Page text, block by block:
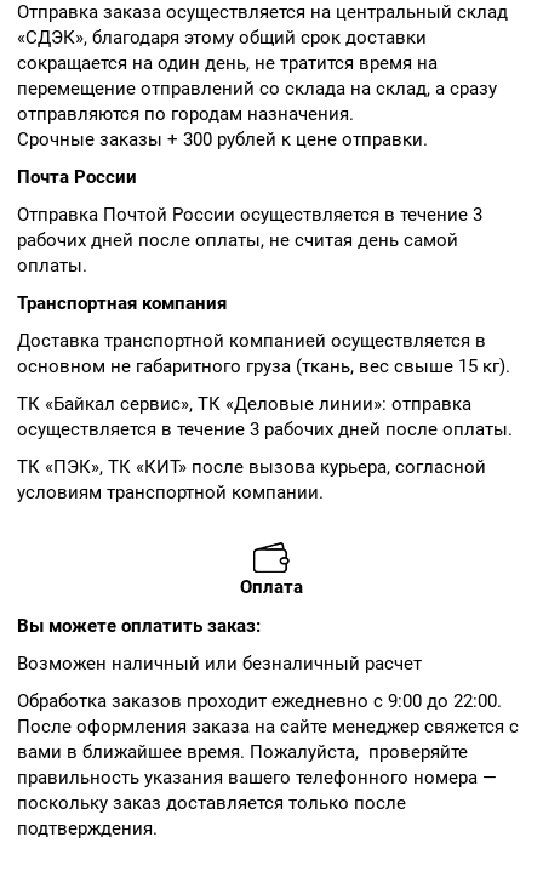
Отправка заказа осуществляется на центральный склад
«СДЭК», благодаря этому общий срок доставки
сокращается на один день, не тратится время на
перемещение отправлений со склада на склад, а сразу
отправляются по городам назначения.
Срочные заказы + 300 рублей к цене отправки.
Почта России
Отправка Почтой России осуществляется в течение 3
рабочих дней после оплаты, не считая день самой
оплаты.
Транспортная компания
Доставка транспортной компанией осуществляется в
основном не габаритного груза (ткань, вес свыше 15 кг).
ТК «Байкал сервис», ТК «Деловые линии»: отправка
осуществляется в течение 3 рабочих дней после оплаты.
ТК «ПЭК», ТК «КИТ» после вызова курьера, согласной
условиям транспортной компании.
Оплата
Вы можете оплатить заказ:
Возможен наличный или безналичный расчет
Обработка заказов проходит ежедневно с 9:00 до 22:00.
После оформления заказа на сайте менеджер свяжется с
вами в ближайшее время. Пожалуйста, проверяйте
правильность указания вашего телефонного номера —
поскольку заказ доставляется только после
подтверждения.